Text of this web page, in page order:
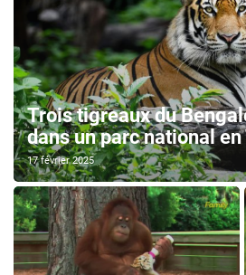
Trois tigreaux du
dans un parc national
17 février 2025